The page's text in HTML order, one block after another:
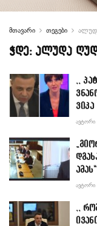
მთავარი თეგები
ჭდე: ალუდა
,,
ᲐᲕᲢᲝᲠᲘ
ᲐᲕᲢᲝᲠᲘ
,,